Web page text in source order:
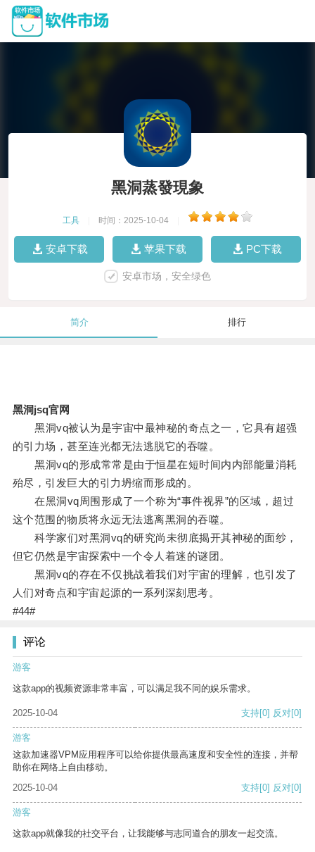
黑洞蒸發現象
工具 时间：2025-10-04
安卓下载 苹果下载 PC下载
安卓市场，安全绿色
简介 排行
黑洞jsq官网
黑洞vq被认为是宇宙中最神秘的奇点之一，它具有超强
的引力场，甚至连光都无法逃脱它的吞噬。
黑洞vq的形成常常是由于恒星在短时间内内部能量消耗
殆尽，引发巨大的引力坍缩而形成的。
在黑洞vq周围形成了一个称为“事件视界”的区域，超过
这个范围的物质将永远无法逃离黑洞的吞噬。
科学家们对黑洞vq的研究尚未彻底揭开其神秘的面纱，
但它仍然是宇宙探索中一个令人着迷的谜团。
黑洞vq的存在不仅挑战着我们对宇宙的理解，也引发了
人们对奇点和宇宙起源的一系列深刻思考。
#44#
评论
游客
这款app的视频资源非常丰富，可以满足我不同的娱乐需求。
2025-10-04 支持[0] 反对[0]
游客
这款加速器VPM应用程序可以给你提供最高速度和安全性的连接，并帮
助你在网络上自由移动。
2025-10-04
支持[0] 反对[0]
游客
这款app就像我的社交平台，让我能够与志同道合的朋友一起交流。